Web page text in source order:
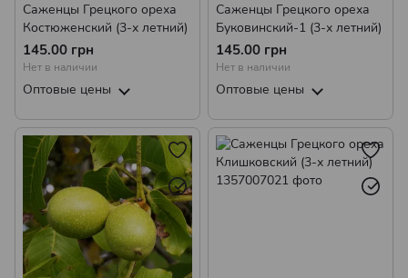
Саженцы Грецкого ореха
Костюженский (3-х летний)
145.00 грн
Нет в наличии
Оптовые цены
Саженцы Грецкого ореха
Буковинский-1 (3-х летний)
145.00 грн
Нет в наличии
Оптовые цены